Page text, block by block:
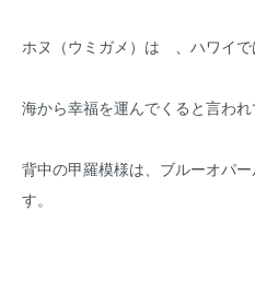
ホヌ（ウミガメ）は 、ハワイで
海から幸福を運んでくると言われ
背中の甲羅模様は、ブルーオパ
す。